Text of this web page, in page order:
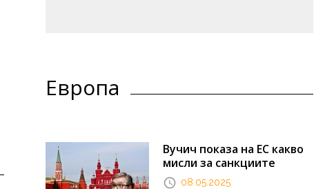
Европа
Вучич показа на ЕС какво
мисли за санкциите
08.05.2025